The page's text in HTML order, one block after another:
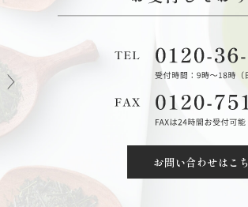
お問い合わせはこ